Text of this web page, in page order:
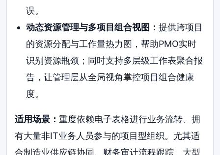
误。
动态资源管理与多项目组合视图： 提供跨项目
的资源分配与工作量热力图，帮助PMO实时
识别资源瓶颈；同时支持多层级工作表聚合报
告，让管理层从全局视角掌控项目组合健康
度。
适用场景：重度依赖电子表格进行业务流转、拥
有大量非IT业务人员参与的项目型组织。尤其适
合制造业供应链协同、财务审计流程跟踪、大型